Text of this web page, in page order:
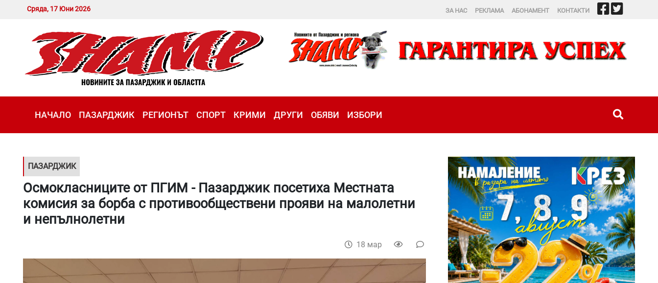
Сряда, 17 Юни 2026 ЗА НАС РЕКЛАМА АБОНАМЕНТ КОНТАКТИ
НАЧАЛО ПАЗАРДЖИК РЕГИОНЪТ СПОРТ КРИМИ ДРУГИ ОБЯВИ ИЗБОРИ
ПАЗАРДЖИК
Осмокласниците от ПГИМ - Пазарджик посетиха Местната
комисия за борба с противообществени прояви на малолетни
и непълнолетни
18 мар